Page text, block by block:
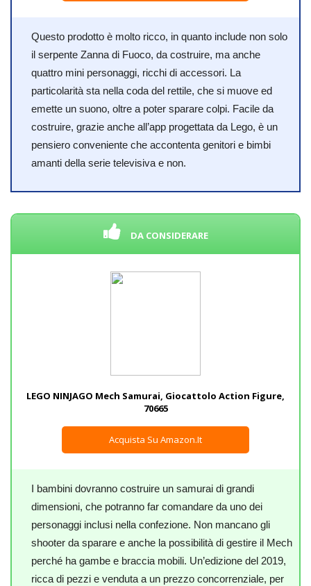
Questo prodotto è molto ricco, in quanto include non solo
il serpente Zanna di Fuoco, da costruire, ma anche
quattro mini personaggi, ricchi di accessori. La
particolarità sta nella coda del rettile, che si muove ed
emette un suono, oltre a poter sparare colpi. Facile da
costruire, grazie anche all’app progettata da Lego, è un
pensiero conveniente che accontenta genitori e bimbi
amanti della serie televisiva e non.
DA CONSIDERARE
LEGO NINJAGO Mech Samurai, Giocattolo Action Figure,
70665
Acquista Su Amazon.it
I bambini dovranno costruire un samurai di grandi
dimensioni, che potranno far comandare da uno dei
personaggi inclusi nella confezione. Non mancano gli
shooter da sparare e anche la possibilità di gestire il Mech
perché ha gambe e braccia mobili. Un’edizione del 2019,
ricca di pezzi e venduta a un prezzo concorrenziale, per